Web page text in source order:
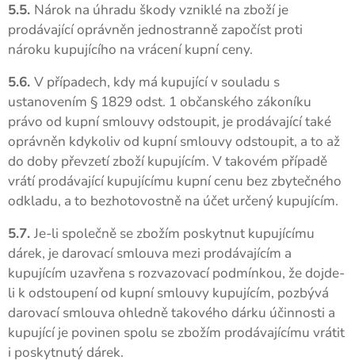
5.5. Nárok na úhradu škody vzniklé na zboží je
prodávající oprávněn jednostranně započíst proti
nároku kupujícího na vrácení kupní ceny.
5.6. V případech, kdy má kupující v souladu s
ustanovením § 1829 odst. 1 občanského zákoníku
právo od kupní smlouvy odstoupit, je prodávající také
oprávněn kdykoliv od kupní smlouvy odstoupit, a to až
do doby převzetí zboží kupujícím. V takovém případě
vrátí prodávající kupujícímu kupní cenu bez zbytečného
odkladu, a to bezhotovostně na účet určený kupujícím.
5.7. Je-li společně se zbožím poskytnut kupujícímu
dárek, je darovací smlouva mezi prodávajícím a
kupujícím uzavřena s rozvazovací podmínkou, že dojde-
li k odstoupení od kupní smlouvy kupujícím, pozbývá
darovací smlouva ohledně takového dárku účinnosti a
kupující je povinen spolu se zbožím prodávajícímu vrátit
i poskytnutý dárek.